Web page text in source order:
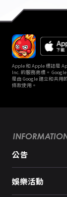
Apple 和 Apple 標誌是
Inc. 的服務商標。
是由 Google 建立和共用
條款使用。
公告
娛樂活動